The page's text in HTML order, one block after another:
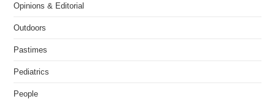
Opinions & Editorial
Outdoors
Pastimes
Pediatrics
People